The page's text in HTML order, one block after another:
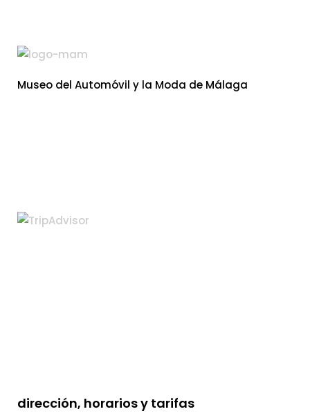
Museo del Automóvil y la Moda de Málaga
dirección, horarios y tarifas